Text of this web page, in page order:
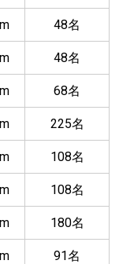
48名
48名
68名
225名
108名
108名
180名
91名